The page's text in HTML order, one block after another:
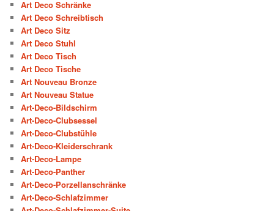
Art Deco Schränke
Art Deco Schreibtisch
Art Deco Sitz
Art Deco Stuhl
Art Deco Tisch
Art Deco Tische
Art Nouveau Bronze
Art Nouveau Statue
Art-Deco-Bildschirm
Art-Deco-Clubsessel
Art-Deco-Clubstühle
Art-Deco-Kleiderschrank
Art-Deco-Lampe
Art-Deco-Panther
Art-Deco-Porzellanschränke
Art-Deco-Schlafzimmer